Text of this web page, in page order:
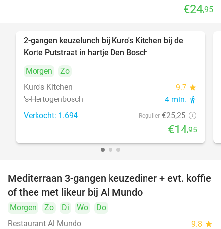
€24,95
2-gangen keuzelunch bij Kuro's Kitchen bij de
Korte Putstraat in hartje Den Bosch
Morgen
Zo
Kuro's Kitchen
9.7 star
's-Hertogenbosch 4 min. directions_walk
Verkocht: 1.694 Regulier €25,25
€14,95
27%
Mediterraan 3-gangen keuzediner + evt. koffie
of thee met likeur bij Al Mundo
Morgen Zo Di Wo
Do
Restaurant Al Mundo
9.8 star